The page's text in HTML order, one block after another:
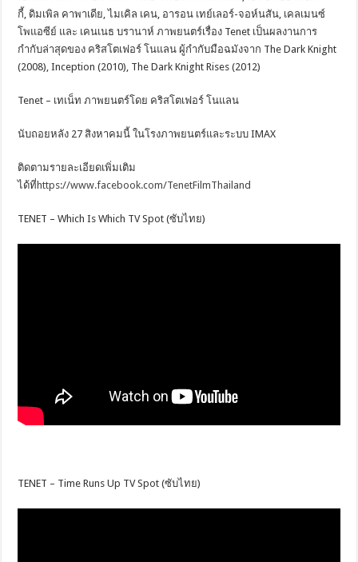
กี้, ดิมเพิล คาพาเดีย, ไมเคิล เคน, อารอน เทย์เลอร์-จอห์นสัน, เคลเมนซ์
โพแอซีย์ และ เคนเนธ บรานาห์ ภาพยนตร์เรื่อง Tenet เป็นผลงานการ
กำกับล่าสุดของ คริสโตเฟอร์ โนแลน ผู้กำกับมือฉมังจาก The Dark Knight
(2008), Inception (2010), The Dark Knight Rises (2012)
Tenet – เทเน็ท ภาพยนตร์โดย คริสโตเฟอร์ โนแลน
นับถอยหลัง 27 สิงหาคมนี้ ในโรงภาพยนตร์และระบบ IMAX
ติดตามรายละเอียดเพิ่มเติม
ได้ที่ https://www.facebook.com/TenetFilmThailand
TENET – Which Is Which TV Spot (ซับไทย)
TENET – Time Runs Up TV Spot (ซับไทย)